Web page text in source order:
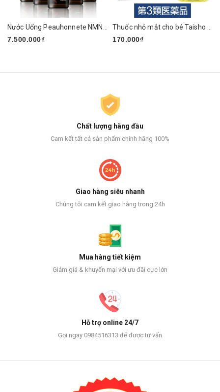
7.500.000₫
170.000₫
Chất lượng hàng đầu
Cam kết tất cả sản phẩm chính hãng 100%
Giao hàng siêu nhanh
Chúng tôi cam kết giao hàng trong 24h
Mua hàng tiết kiệm
Giảm giá & khuyến mại với ưu đãi cực lớn
Hỗ trợ online 24/7
Gọi ngay 0984516313 để được tư vấn